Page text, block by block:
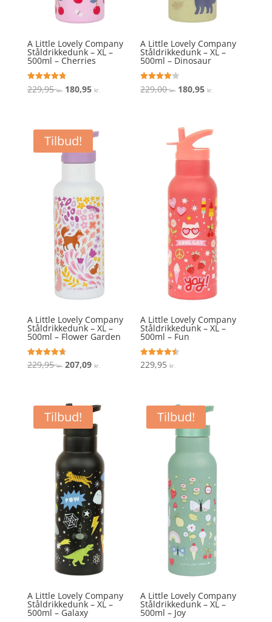
A Little Lovely Company
Ståldrikkedunk – XL –
500ml – Cherries
Vurderet
4.8
229,95kr. Den
var:
229,95 kr..
180,95 kr.
A Little Lovely Company
Ståldrikkedunk – XL –
500ml – Dinosaur
Vurderet
4
229,00kr. Den
var:
229,00 kr..
180,95kr.
er:
Tilbud!
A Little Lovely Company
Ståldrikkedunk – XL –
500ml – Flower Garden
Vurderet
4.7
229,95kr. Den
var:
229,95 kr..
207,09 kr.
er:
A Little Lovely Company
Ståldrikkedunk – XL –
500ml – Fun
Vurderet
4.5
229,95kr.
Tilbud!
A Little Lovely Company
Ståldrikkedunk – XL –
500ml – Galaxy
Tilbud!
A Little Lovely Company
Ståldrikkedunk – XL –
500ml – Joy